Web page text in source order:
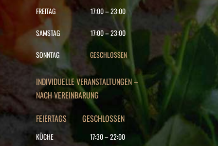
FREITAG 17:00–23:00
SAMSTAG 17:00–23:00
SONNTAG GESCHLOSSEN
INDIVIDUELLE VERANSTALTUNGEN –
NACH VEREINBARUNG
FEIERTAGS GESCHLOSSEN
KÜCHE 17:30–22:00